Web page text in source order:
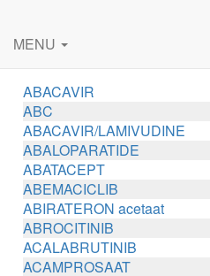
MENU
ABACAVIR
ABC
ABACAVIR/LAMIVUDINE
ABALOPARATIDE
ABATACEPT
ABEMACICLIB
ABIRATERON acetaat
ABROCITINIB
ACALABRUTINIB
ACAMPROSAAT